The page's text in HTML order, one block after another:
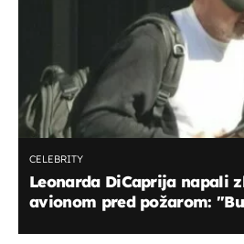
CELEBRITY
Leonarda DiCaprija napali
avionom pred požarom: